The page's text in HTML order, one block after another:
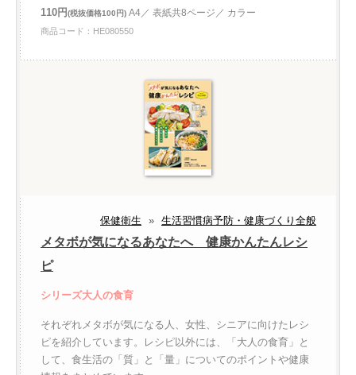
110円(税抜価格100円) A4／ 表紙共8ページ／ カラー
商品コード：HE080550
保健衛生 » 生活習慣病予防・健康づくり全般
メタボが気になるあなたへ 健康かんたんレシ
ピ
シリーズ大人の食育
それぞれメタボが気になる人、女性、シニアに向けたレシ
ピを紹介しています。レシピ以外には、「大人の食育」と
して、食生活の「質」と「量」についてのポイントや健康